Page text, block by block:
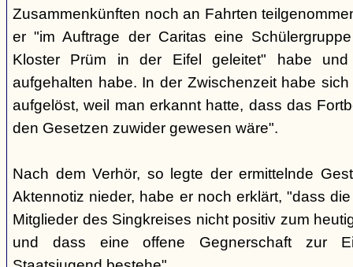
Zusammenkünften noch an Fahrten
er "im Auftrage der Caritas eine
Kloster Prüm in der Eifel geleitet" habe
aufgehalten habe. In der Zwischenzeit habe
aufgelöst, weil man erkannt hatte, dass das
den Gesetzen zuwider gewesen wäre".
Nach dem Verhör, so legte der ermittelnde
Aktennotiz nieder, habe er noch erklärt, "dass
Mitglieder des Singkreises nicht positiv zum
und dass eine offene Gegnerschaft zur